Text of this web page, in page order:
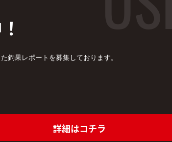
釣果レポートを募集しております。
詳細はコチラ